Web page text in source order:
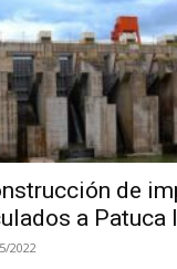
de
a Patuca
2022